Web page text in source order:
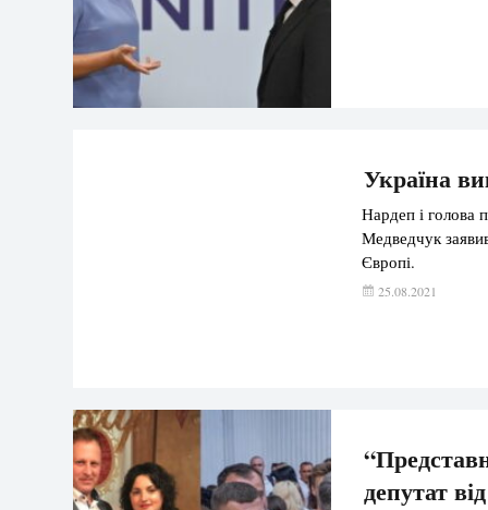
Україна
Нардеп і голова
Медведчук
Європі.
25.08.2021
депутат